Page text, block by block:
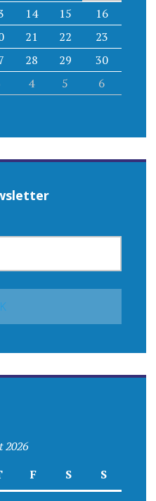
14 15
16
21 22
23
28 29
30
4 5 6
2026
F S S